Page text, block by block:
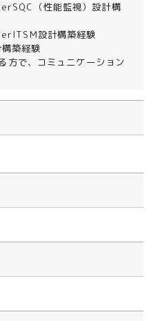
（性能監視）設計構
設計構築経験
築経験
方で、コミュニケーション